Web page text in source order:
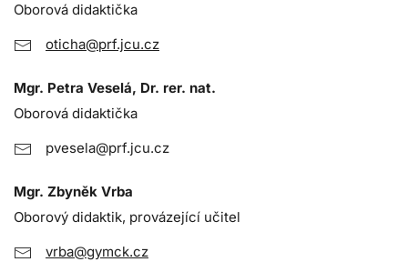
Oborová didaktička
oticha@prf.jcu.cz
Mgr. Petra Veselá, Dr. rer. nat.
Oborová didaktička
pvesela@prf.jcu.cz
Mgr. Zbyněk Vrba
Oborový didaktik, provázející učitel
vrba@gymck.cz